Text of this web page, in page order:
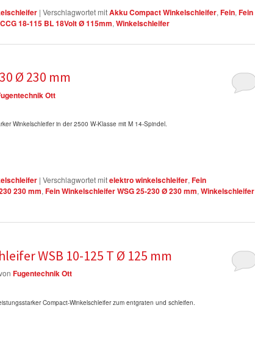
| Verschlagwortet mitAkku Compact Winkelschleifer, Fein, Fein
18-115 BL 18Volt Ø 115mm, Winkelschleifer
Ø 230 mm
Ott
Winkelschleifer in der 2500 W-Klasse mit M 14-Spindel.
| Verschlagwortet mitelektro winkelschleifer, Fein
230 mm, Fein Winkelschleifer WSG 25-230 Ø 230 mm, Winkelschleifer
WSB 10-125 T Ø 125 mm
Fugentechnik Ott
Compact-Winkelschleifer zum entgraten und schleifen.